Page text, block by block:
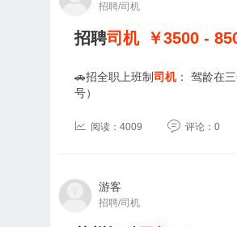
招聘/司机
招聘司机 ￥3500 -
🚗招全职上班制司机： 驾龄在
号）
阅读：4009 评论：0
游客
招聘/司机